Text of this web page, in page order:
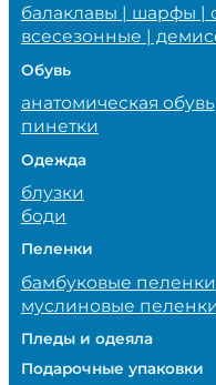
балаклавы | шарфы |
всесезонные |
Обувь
анатомическая обувь
пинетки
Одежда
блузки
боди
Пеленки
бамбуковые пеленки
муслиновые
Пледы и одеяла
Подарочные упаковки